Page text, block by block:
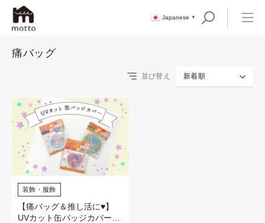
Japanese ▼
痛バッグ
並び替え 新着順
装飾・服飾
【痛バッグ＆推し活に♥】
UVカット缶バッジカバーが